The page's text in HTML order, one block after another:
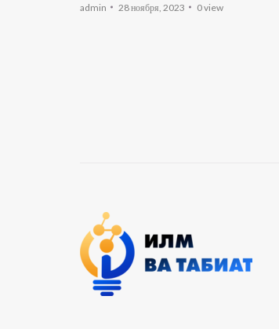
admin 28 ноября, 2023 0view